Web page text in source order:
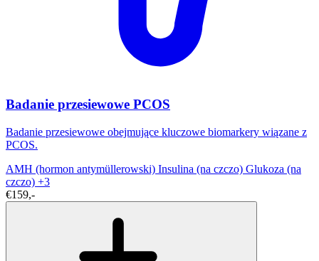
Badanie przesiewowe PCOS
Badanie przesiewowe obejmujące kluczowe biomarkery wiązane z
PCOS.
AMH (hormon antymüllerowski) Insulina (na czczo) Glukoza (na
czczo) +3
€159,-